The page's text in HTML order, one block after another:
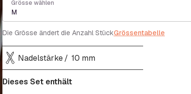
Grösse wählen
M
Die Grösse ändert die Anzahl StückGrössentabelle
Nadelstärke 10 mm
Dieses Set enthält